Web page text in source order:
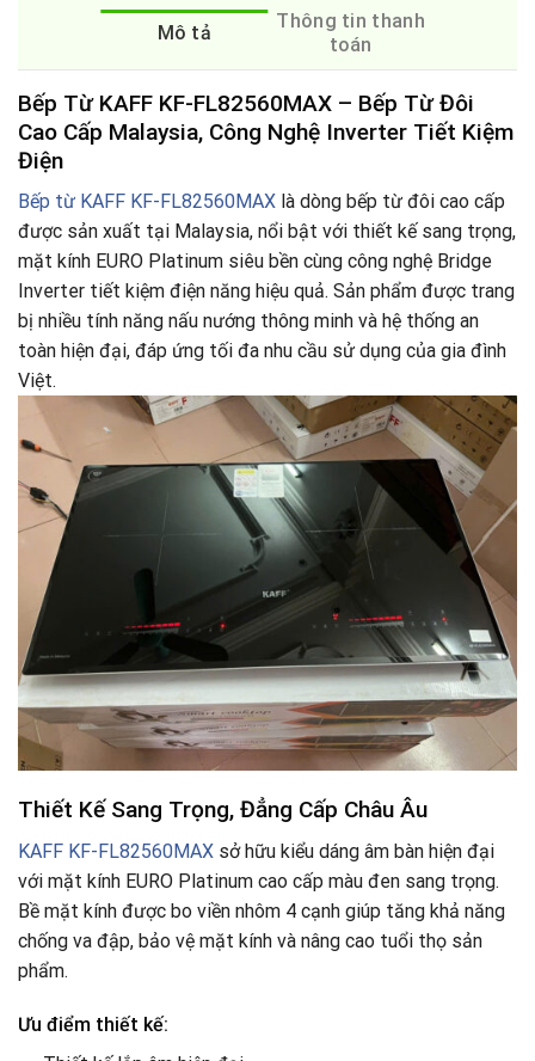
Mô tả
Thông tin thanh
toán
Bếp Từ KAFF KF-FL82560MAX – Bếp Từ Đôi
Cao Cấp Malaysia, Công Nghệ Inverter Tiết Kiệm
Điện
Bếp từ KAFF KF-FL82560MAX là dòng bếp từ đôi cao cấp
được sản xuất tại Malaysia, nổi bật với thiết kế sang trọng,
mặt kính EURO Platinum siêu bền cùng công nghệ Bridge
Inverter tiết kiệm điện năng hiệu quả. Sản phẩm được trang
bị nhiều tính năng nấu nướng thông minh và hệ thống an
toàn hiện đại, đáp ứng tối đa nhu cầu sử dụng của gia đình
Việt.
Thiết Kế Sang Trọng, Đẳng Cấp Châu Âu
KAFF KF-FL82560MAX sở hữu kiểu dáng âm bàn hiện đại
với mặt kính EURO Platinum cao cấp màu đen sang trọng.
Bề mặt kính được bo viền nhôm 4 cạnh giúp tăng khả năng
chống va đập, bảo vệ mặt kính và nâng cao tuổi thọ sản
phẩm.
Ưu điểm thiết kế: